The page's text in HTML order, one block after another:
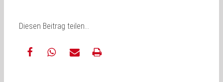
Diesen Beitrag teilen…